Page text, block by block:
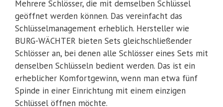
Mehrere Schlösser, die mit demselben Schlüssel
geöffnet werden können. Das vereinfacht das
Schlüsselmanagement erheblich. Hersteller wie
BURG-WÄCHTER bieten Sets gleichschließender
Schlösser an, bei denen alle Schlösser eines Sets mit
denselben Schlüsseln bedient werden. Das ist ein
erheblicher Komfortgewinn, wenn man etwa fünf
Spinde in einer Einrichtung mit einem einzigen
Schlüssel öffnen möchte.